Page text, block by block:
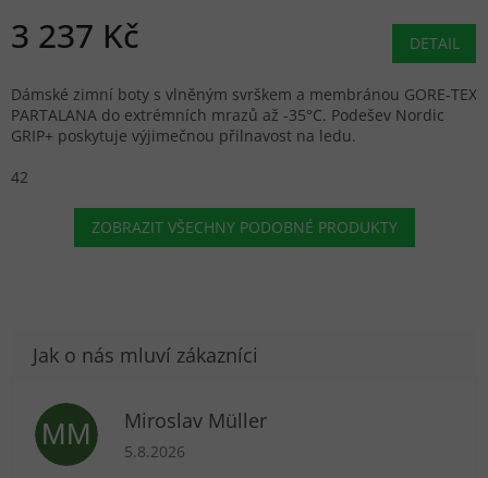
3 237 Kč DETAIL
Dámské zimní boty s vlněným svrškem a membránou GORE-TEX
PARTALANA do extrémních mrazů až -35°C. Podešev Nordic
GRIP+ poskytuje výjimečnou přilnavost na ledu.
42
ZOBRAZIT VŠECHNY PODOBNÉ PRODUKTY
MM Miroslav Müller
Hodnocení obchodu je 5 z 5 hvězdiček.
5.8.2026